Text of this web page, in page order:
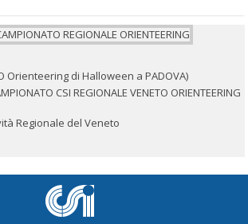
Orienteering di Halloween a PADOVA)
CSI REGIONALE VENETO ORIENTEERING
Regionale del Veneto